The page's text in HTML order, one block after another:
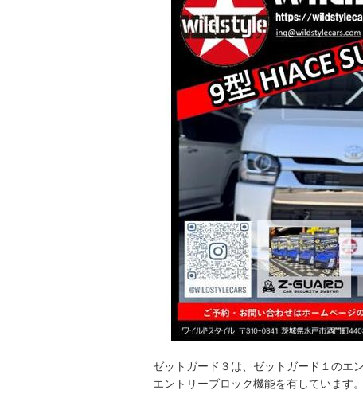
ゼットガード３は、ゼットガード１のエ
エントリーブロック機能を有しています。